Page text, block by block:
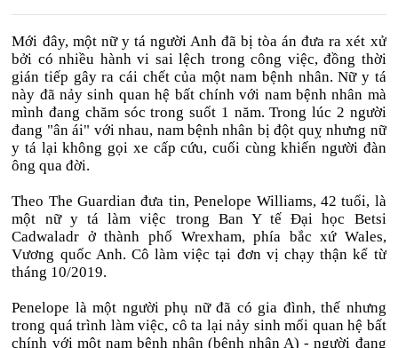
Mới đây, một nữ y tá người Anh đã bị tòa án đưa ra xét xử
bởi có nhiều hành vi sai lệch trong công việc, đồng thời
gián tiếp gây ra cái chết của một nam bệnh nhân. Nữ y tá
này đã nảy sinh quan hệ bất chính với nam bệnh nhân mà
mình đang chăm sóc trong suốt 1 năm. Trong lúc 2 người
đang "ân ái" với nhau, nam bệnh nhân bị đột quỵ nhưng nữ
y tá lại không gọi xe cấp cứu, cuối cùng khiến người đàn
ông qua đời.
Theo The Guardian đưa tin, Penelope Williams, 42 tuổi, là
một nữ y tá làm việc trong Ban Y tế Đại học Betsi
Cadwaladr ở thành phố Wrexham, phía bắc xứ Wales,
Vương quốc Anh. Cô làm việc tại đơn vị chạy thận kể từ
tháng 10/2019.
Penelope là một người phụ nữ đã có gia đình, thế nhưng
trong quá trình làm việc, cô ta lại nảy sinh mối quan hệ bất
chính với một nam bệnh nhân (bệnh nhân A) - người đang